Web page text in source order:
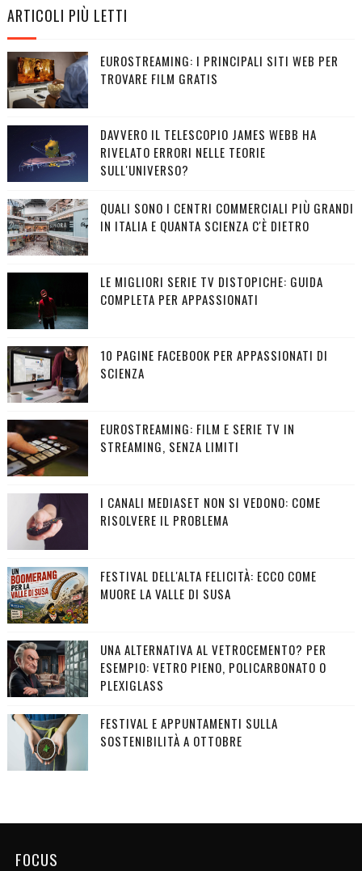
ARTICOLI PIÙ LETTI
EUROSTREAMING: I PRINCIPALI SITI WEB PER
TROVARE FILM GRATIS
DAVVERO IL TELESCOPIO JAMES WEBB HA
RIVELATO ERRORI NELLE TEORIE
SULL'UNIVERSO?
QUALI SONO I CENTRI COMMERCIALI PIÙ GRANDI
IN ITALIA E QUANTA SCIENZA C'È DIETRO
LE MIGLIORI SERIE TV DISTOPICHE: GUIDA
COMPLETA PER APPASSIONATI
10 PAGINE FACEBOOK PER APPASSIONATI DI
SCIENZA
EUROSTREAMING: FILM E SERIE TV IN
STREAMING, SENZA LIMITI
I CANALI MEDIASET NON SI VEDONO: COME
RISOLVERE IL PROBLEMA
FESTIVAL DELL'ALTA FELICITÀ: ECCO COME
MUORE LA VALLE DI SUSA
UNA ALTERNATIVA AL VETROCEMENTO? PER
ESEMPIO: VETRO PIENO, POLICARBONATO O
PLEXIGLASS
FESTIVAL E APPUNTAMENTI SULLA
SOSTENIBILITÀ A OTTOBRE
FOCUS